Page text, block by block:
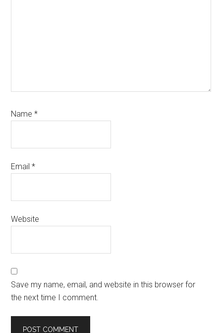
Name*
Email*
Website
Save my name, email, and website in this browser for
the next time I comment.